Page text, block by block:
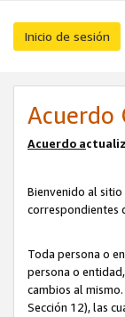
Inicio de sesión
Acuerdo
Acuerdo a
Bienvenido al
correspondientes
Toda persona o
persona o
cambios al
Sección 12), las